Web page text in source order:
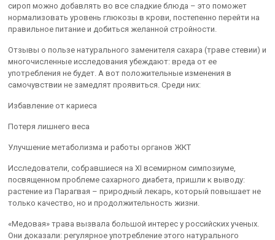
сироп можно добавлять во все сладкие блюда – это поможет
нормализовать уровень глюкозы в крови, постепенно перейти на
правильное питание и добиться желанной стройности.
Отзывы о пользе натурального заменителя сахара (траве стевии) и
многочисленные исследования убеждают: вреда от ее
употребления не будет. А вот положительные изменения в
самочувствии не замедлят проявиться. Среди них:
Избавление от кариеса
Потеря лишнего веса
Улучшение метаболизма и работы органов ЖКТ
Исследователи, собравшиеся на XI всемирном симпозиуме,
посвященном проблеме сахарного диабета, пришли к выводу:
растение из Парагвая – природный лекарь, который повышает не
только качество, но и продолжительность жизни.
«Медовая» трава вызвала большой интерес у российских ученых.
Они доказали: регулярное употребление этого натурального